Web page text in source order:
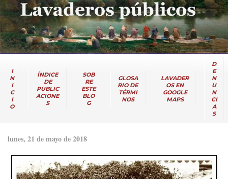
I
N
I
C
I
O
ÍNDICE
DE
PUBLIC
ACIONE
S
SOB
RE
ESTE
BLO
G
GLOSA
RIO DE
TÉRMI
NOS
LAVADER
OS EN
GOOGLE
MAPS
D
E
N
U
N
CI
A
S
lunes, 21 de mayo de 2018